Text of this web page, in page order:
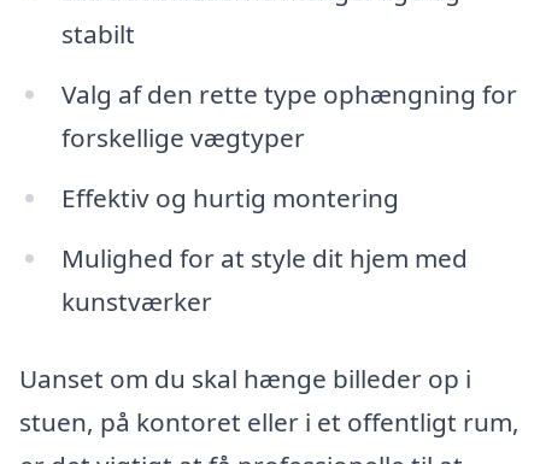
stabilt
Valg af den rette type ophængning for
forskellige vægtyper
Effektiv og hurtig montering
Mulighed for at style dit hjem med
kunstværker
Uanset om du skal hænge billeder op i
stuen, på kontoret eller i et offentligt rum,